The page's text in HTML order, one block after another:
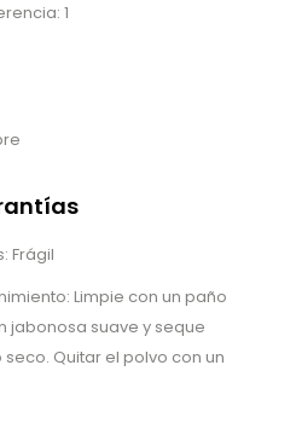
1
Frágil
Limpie con un paño
jabonosa suave y seque
Quitar el polvo con un